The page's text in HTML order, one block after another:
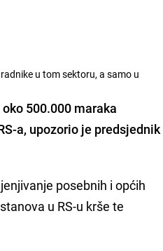
u tom sektoru, a samo u
500.000 maraka
a, upozorio je predsjednik
posebnih i općih
u RS-u krše te